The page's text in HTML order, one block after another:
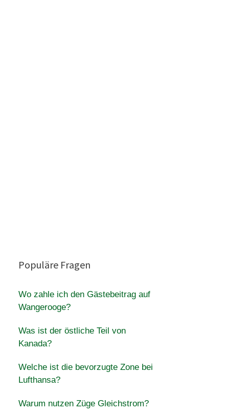
Populäre Fragen
Wo zahle ich den Gästebeitrag auf
Wangerooge?
Was ist der östliche Teil von
Kanada?
Welche ist die bevorzugte Zone bei
Lufthansa?
Warum nutzen Züge Gleichstrom?